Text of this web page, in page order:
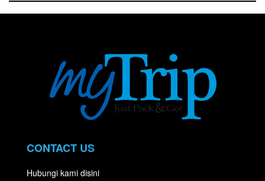
CONTACT US
Hubungi kami disini